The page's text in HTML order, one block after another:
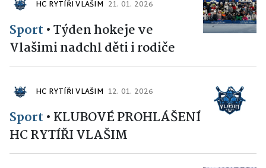
HC RYTÍŘI VLAŠIM 21. 01. 2026
Sport •Týden hokeje ve
Vlašimi nadchl děti i rodiče
HC RYTÍŘI VLAŠIM 12. 01. 2026
Sport • KLUBOVÉ PROHLÁŠENÍ
HC RYTÍŘI VLAŠIM